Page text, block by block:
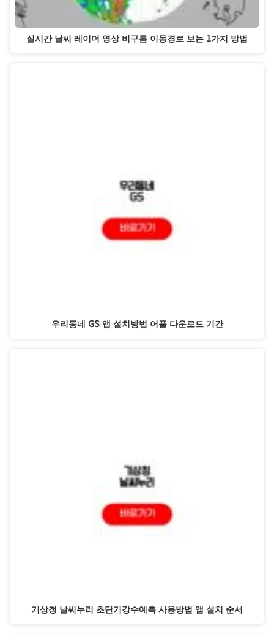
실시간 날씨 레이더 영상 비구름 이동경로 보는 1가지 방법
우리동네 GS 앱 설치방법 어플 다운로드 기간
기상청 날씨누리 초단기강수예측 사용방법 앱 설치 순서